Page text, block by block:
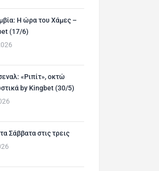
Η ώρα του Χάμες –
(17/6)
«Ριπίτ», οκτώ
by Kingbet (30/5)
Σάββατα στις τρεις